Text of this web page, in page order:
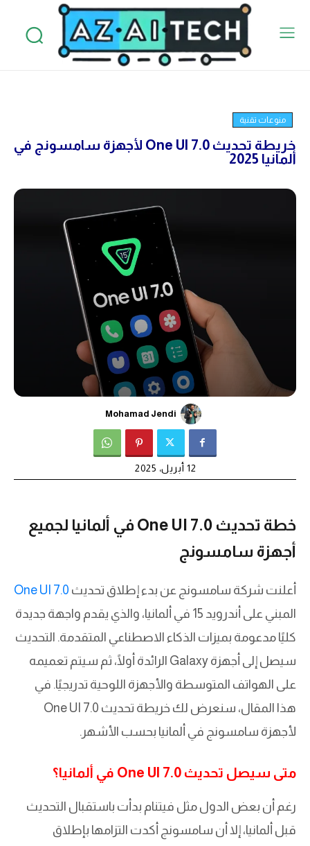
منوعات تقنية
خريطة تحديث One UI 7.0 لأجهزة سامسونج في
ألمانيا 2025
Mohamad Jendi
12 أبريل، 2025
خطة تحديث One UI 7.0 في ألمانيا لجميع
أجهزة سامسونج
أعلنت شركة سامسونج عن بدء إطلاق تحديث One UI 7.0
المبني على أندرويد 15 في ألمانيا، والذي يقدم واجهة جديدة
كليًا مدعومة بميزات الذكاء الاصطناعي المتقدمة. التحديث
سيصل إلى أجهزة Galaxy الرائدة أولًا، ثم سيتم تعميمه
على الهواتف المتوسطة والأجهزة اللوحية تدريجيًا. في
هذا المقال، سنعرض لك خريطة تحديث One UI 7.0
لأجهزة سامسونج في ألمانيا بحسب الأشهر.
متى سيصل تحديث One UI 7.0 في ألمانيا؟
رغم أن بعض الدول مثل فيتنام بدأت باستقبال التحديث
قبل ألمانيا، إلا أن سامسونج أكدت التزامها بإطلاق